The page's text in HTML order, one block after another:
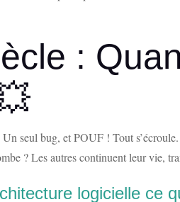
:
seul bug, et POUF ! Tout
? Les autres continuent leur vie,
logicielle ce